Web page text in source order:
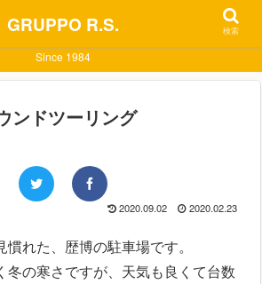
Since 1984
ドツーリング
2020.09.02 2020.02.23
れた、歴博の駐車場です。
冬の寒さですが、天気も良くて台数
GRUPPO R.S. 検索